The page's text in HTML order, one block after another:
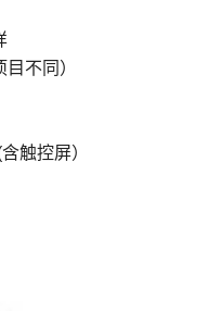
不同）
触控屏）